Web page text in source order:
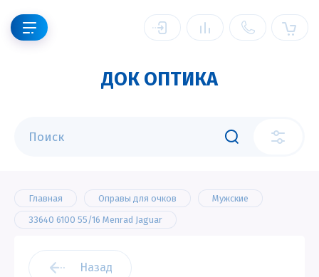
ДОК ОПТИКА
Главная Оправы для очков
Мужские
33640 6100 55/16 Menrad Jaguar
Назад